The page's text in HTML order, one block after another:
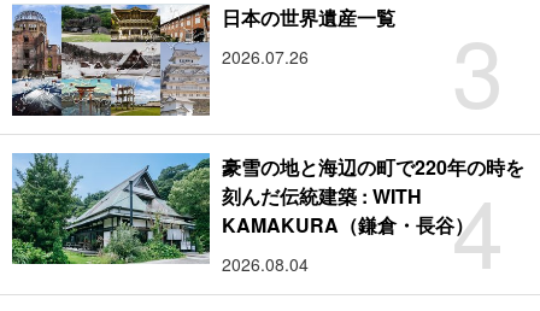
3
日本の世界遺産一覧
2026.07.26
4
豪雪の地と海辺の町で220年の時を
刻んだ伝統建築 : WITH
KAMAKURA（鎌倉・長谷）
2026.08.04